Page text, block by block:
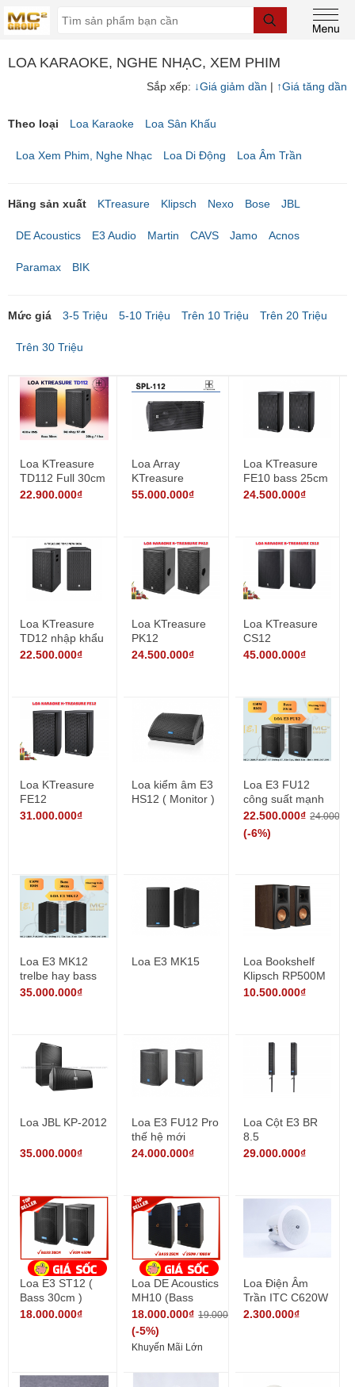
LOA KARAOKE, NGHE NHẠC, XEM PHIM
Sắp xếp: ↓Giá giảm dần | ↑Giá tăng dần
Theo loại Loa Karaoke Loa Sân Khấu
Loa Xem Phim, Nghe Nhạc Loa Di Động Loa Âm Trần
Hãng sản xuất KTreasure Klipsch Nexo Bose JBL
DE Acoustics E3 Audio Martin CAVS Jamo Acnos
Paramax BIK
Mức giá 3-5 Triệu 5-10 Triệu Trên 10 Triệu Trên 20 Triệu
Trên 30 Triệu
Loa KTreasure
TD112 Full 30cm
nhập khẩu
22.900.000₫
Loa Array
KTreasure
SPL112
55.000.000₫
Loa KTreasure
FE10 bass 25cm
24.500.000₫
Loa KTreasure
TD12 nhập khẩu
chính hãng
22.500.000₫
Loa KTreasure
PK12
24.500.000₫
Loa KTreasure
CS12
45.000.000₫
Loa KTreasure
FE12
31.000.000₫
Loa kiểm âm E3
HS12 ( Monitor )
Loa E3 FU12
công suất mạnh
mẽ cho karaoke
22.500.000₫
(-6%)
Loa E3 MK12
trelbe hay bass
khỏe
35.000.000₫
Loa E3 MK15
Loa Bookshelf
Klipsch RP500M
10.500.000₫
Loa JBL KP-2012
35.000.000₫
Loa E3 FU12 Pro
thế hệ mới
24.000.000₫
Loa Cột E3 BR
8.5
29.000.000₫
Loa E3 ST12 (
Bass 30cm )
18.000.000₫
Loa DE Acoustics
MH10 (Bass
25cm)
18.000.000₫ 19.000.000₫
(-5%)
Khuyến Mãi Lớn
Loa Điện Âm
Trần ITC C620W
2.300.000₫